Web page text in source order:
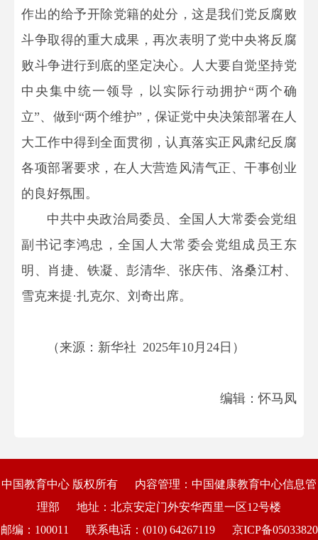
作出的给予开除党籍的处分，这是我们党反腐败
斗争取得的重大成果，再次表明了党中央将反腐
败斗争进行到底的坚定决心。人大要自觉坚持党
中央集中统一领导，以实际行动拥护“两个确
立”、做到“两个维护”，保证党中央决策部署在人
大工作中得到全面贯彻，认真落实正风肃纪反腐
各项部署要求，在人大营造风清气正、干事创业
的良好氛围。
中共中央政治局委员、全国人大常委会党组
副书记李鸿忠，全国人大常委会党组成员王东
明、肖捷、铁凝、彭清华、张庆伟、洛桑江村、
雪克来提·扎克尔、刘奇出席。
（来源：新华社 2025年10月24日）
编辑：怀马凤
中国教育中心 版权所有
内容管理：中国健康教育中心信息管
理部
地址：北京安定门外安华西里一区12号楼
邮编：100011
联系电话：(010) 64267119 京ICP备05033820